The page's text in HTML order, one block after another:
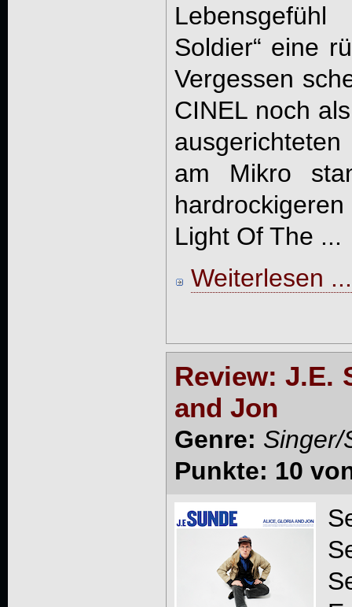
Soldier“ eine
Vergessen
CINEL noch
am Mikro
Light Of The ...
Weiterlesen ...
Review: J.E.
and Jon
Genre: Singer/
Punkte: 10